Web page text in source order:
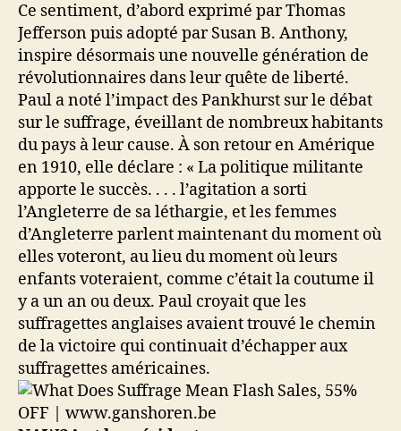
Ce sentiment, d’abord exprimé par Thomas
Jefferson puis adopté par Susan B. Anthony,
inspire désormais une nouvelle génération de
révolutionnaires dans leur quête de liberté.
Paul a noté l’impact des Pankhurst sur le débat
sur le suffrage, éveillant de nombreux habitants
du pays à leur cause. À son retour en Amérique
en 1910, elle déclare : « La politique militante
apporte le succès. . . . l’agitation a sorti
l’Angleterre de sa léthargie, et les femmes
d’Angleterre parlent maintenant du moment où
elles voteront, au lieu du moment où leurs
enfants voteraient, comme c’était la coutume il
y a un an ou deux. Paul croyait que les
suffragettes anglaises avaient trouvé le chemin
de la victoire qui continuait d’échapper aux
suffragettes américaines.